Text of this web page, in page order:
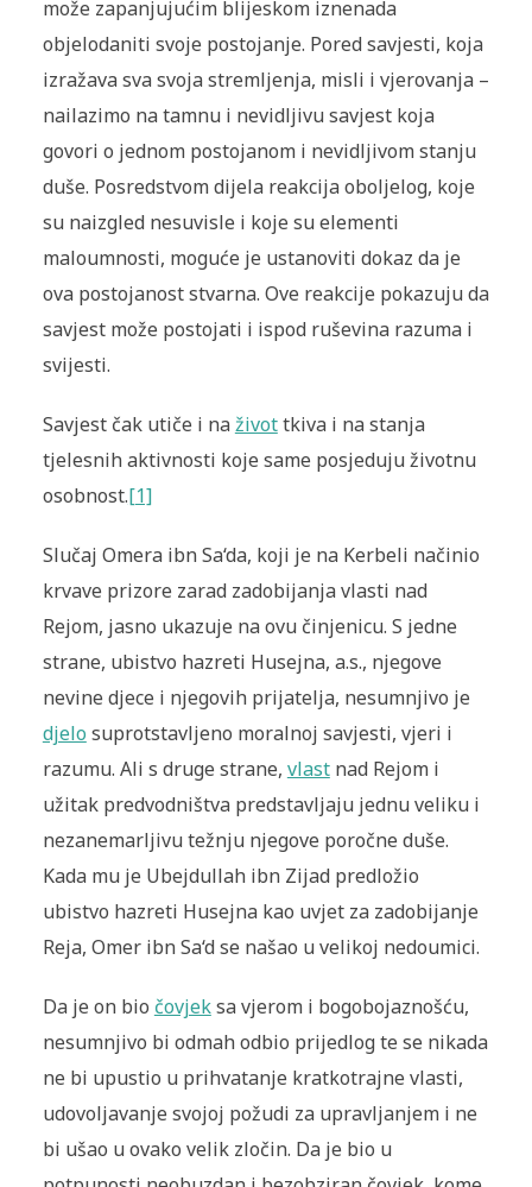
može zapanjujućim blijeskom iznenada
objelodaniti svoje postojanje. Pored savjesti, koja
izražava sva svoja stremljenja, misli i vjerovanja –
nailazimo na tamnu i nevidljivu savjest koja
govori o jednom postojanom i nevidljivom stanju
duše. Posredstvom dijela reakcija oboljelog, koje
su naizgled nesuvisle i koje su elementi
maloumnosti, moguće je ustanoviti dokaz da je
ova postojanost stvarna. Ove reakcije pokazuju da
savjest može postojati i ispod ruševina razuma i
svijesti.
Savjest čak utiče i naživottkiva i na stanja
tjelesnih aktivnosti koje same posjeduju životnu
osobnost.[1]
Slučaj Omera ibn Sa‘da, koji je na Kerbeli načinio
krvave prizore zarad zadobijanja vlasti nad
Rejom, jasno ukazuje na ovu činjenicu. S jedne
strane, ubistvo hazreti Husejna, a.s., njegove
nevine djece i njegovih prijatelja, nesumnjivo je
djelo suprotstavljeno moralnoj savjesti, vjeri i
razumu. Ali s druge strane, vlastnad Rejom i
užitak predvodništva predstavljaju jednu veliku i
nezanemarljivu težnju njegove poročne duše.
Kada mu je Ubejdullah ibn Zijad predložio
ubistvo hazreti Husejna kao uvjet za zadobijanje
Reja, Omer ibn Sa‘d se našao u velikoj nedoumici.
Da je on bio čovjeksa vjerom i bogobojaznošću,
nesumnjivo bi odmah odbio prijedlog te se nikada
ne bi upustio u prihvatanje kratkotrajne vlasti,
udovoljavanje svojoj požudi za upravljanjem i ne
bi ušao u ovako velik zločin. Da je bio u